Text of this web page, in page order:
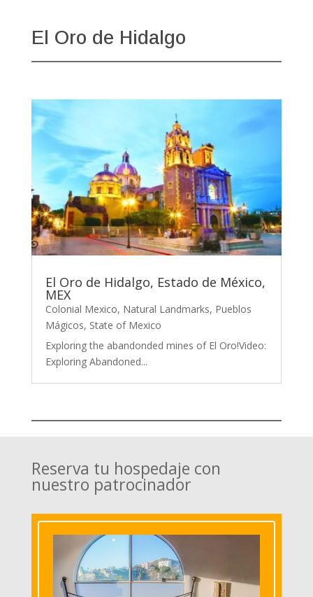
El Oro de Hidalgo
El Oro de Hidalgo, Estado de México,
MEX
Colonial Mexico, Natural Landmarks, Pueblos
Mágicos, State of Mexico
Exploring the abandonded mines of El Oro!Video:
Exploring Abandoned...
Reserva tu hospedaje con
nuestro patrocinador